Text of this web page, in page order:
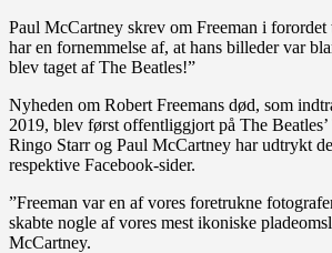
Paul McCartney skrev om Freeman i forordet
har en fornemmelse af, at hans billeder var
blev taget af The Beatles!”
Nyheden om Robert Freemans død, som
2019, blev først offentliggjort på The
Ringo Starr og Paul McCartney har udtrykt
respektive Facebook-sider.
”Freeman var en af vores foretrukne
skabte nogle af vores mest ikoniske
McCartney.